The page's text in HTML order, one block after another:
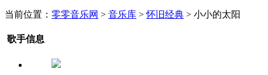
当前位置： 零零音乐网 > 音乐库 >怀旧经典 > 小小的太阳
歌手信息